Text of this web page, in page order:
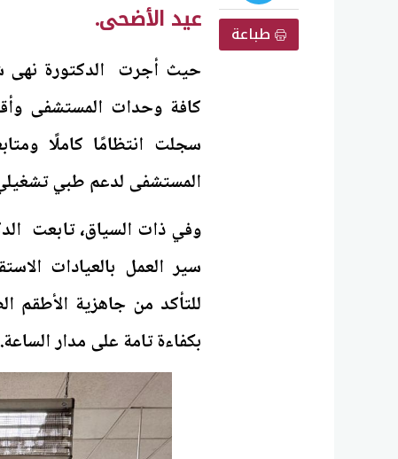
طباعة عيد الأضحى.
حيث أجرت الدكتورة نهى
كافة وحدات المستشفى
سجلت انتظامًا كاملًا
المستشفى لدعم طبي تشغيلي
وفي ذات السياق، تابعت
سير العمل بالعيادات
للتأكد من جاهزية الأطقم
بكفاءة تامة على مدار الساعة.